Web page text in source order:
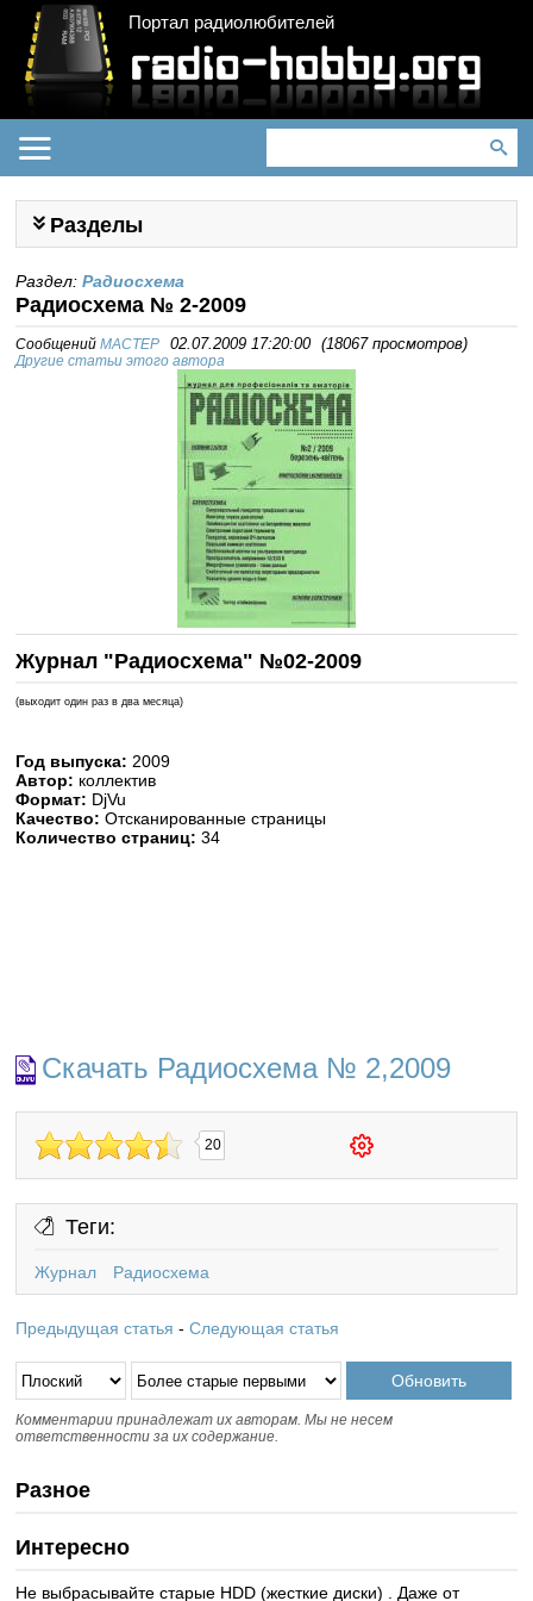
Портал радиолюбителей
Разделы
Раздел:Радиосхема
Радиосхема № 2-2009
СообщенийMACTEP 02.07.2009 17:20:00 (18067 просмотров)
Другие статьи этого автора
Журнал "Радиосхема" №02-2009
(выходит один раз в два месяца)
Год выпуска: 2009
Автор: коллектив
Формат: DjVu
Качество:Отсканированные страницы
Количество страниц:34
Скачать Радиосхема № 2,2009
20
Теги:
Журнал Радиосхема
Предыдущая статья -Следующая статья
Комментарии принадлежат их авторам. Мы не несем
ответственности за их содержание.
Разное
Интересно
Не выбрасывайте старые HDD (жесткие диски) . Даже от